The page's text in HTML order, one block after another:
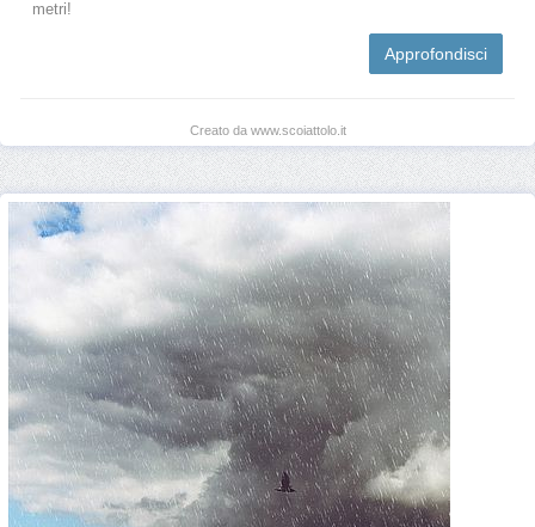
metri!
Approfondisci
Creato da www.scoiattolo.it